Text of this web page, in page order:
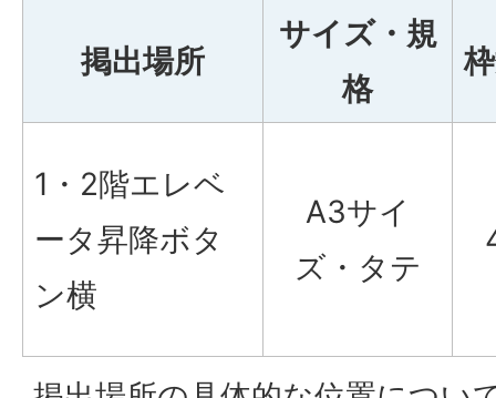
掲出場所
サイズ・規
格
1・2階エレベ
ータ昇降ボタ
ン横
A3サイ
ズ・タテ